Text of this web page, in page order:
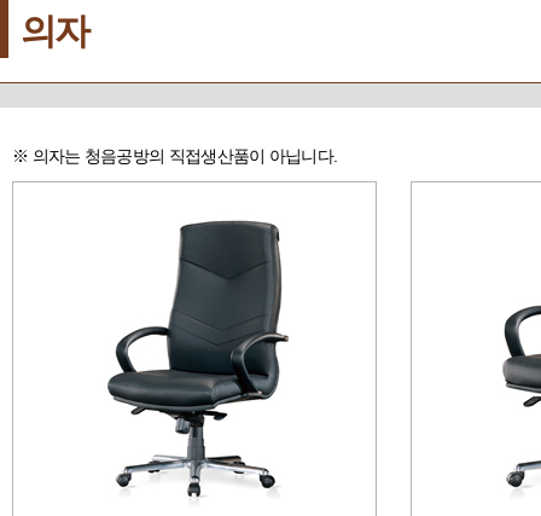
의자
※ 의자는 청음공방의 직접생산품이 아닙니다.